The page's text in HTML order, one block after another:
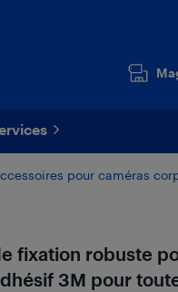
pour caméras
fixation robuste
3M pour